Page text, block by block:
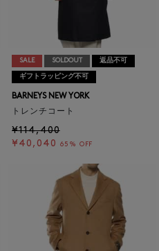
SALE SOLDOUT 返品不可
ギフトラッピング不可
BARNEYS NEW YORK
トレンチコート
¥114,400
¥40,040
65% OFF